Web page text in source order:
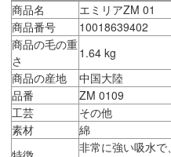
商品名
エミリアZM 01
商品番号
10018639402
商品の毛の重
さ
1.64 kg
商品の産地
中国大陸
品番
ZM 0109
工芸
その他
素材
綿
非常に強い吸水